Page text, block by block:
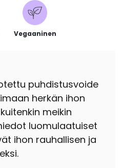
Vegaaninen
puhdistusvoide
herkän ihon
meikin
luomulaatuiset
ihon rauhallisen ja